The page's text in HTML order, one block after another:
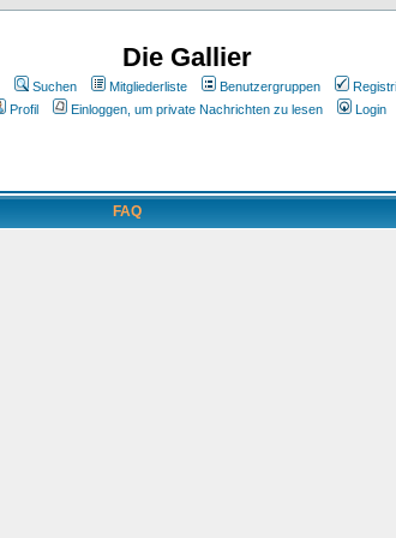
Die Gallier
Suchen Mitgliederliste Benutzergruppen
Profil
Einloggen, um private Nachrichten zu lesen Login
FAQ